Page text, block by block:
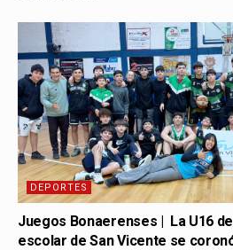
DEPORTES
Juegos Bonaerenses | La U16
escolar de San Vicente se